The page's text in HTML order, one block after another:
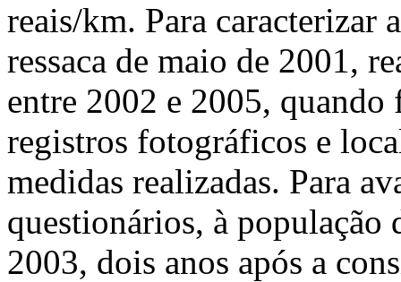
reais/km. Para caracterizar
ressaca de maio de 2001,
entre 2002 e 2005,
registros fotográficos e
medidas realizadas. Para
questionários, à população
2003, dois anos após a